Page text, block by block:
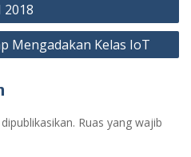
2018
Mengadakan Kelas IoT
Ruas yang wajib